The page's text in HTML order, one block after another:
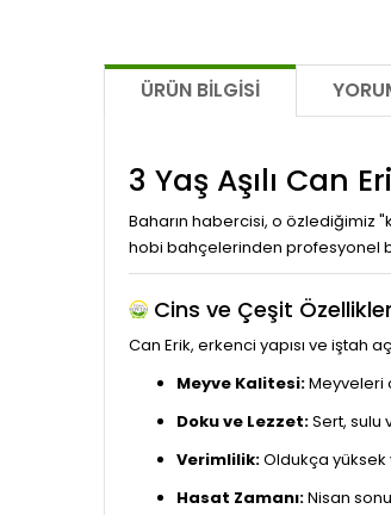
ÜRÜN BILGISI
3 Yaş Aşılı Can
Baharın habercisi, o özlediğimiz
hobi bahçelerinden profesyonel
Cins ve Çeşit
Can Erik, erkenci yapısı ve iştah
Meyve Kalitesi:Meyveleri
Doku ve Lezzet:Sert, sulu
Verimlilik:Oldukça yüksek
Hasat Zamanı:Nisan